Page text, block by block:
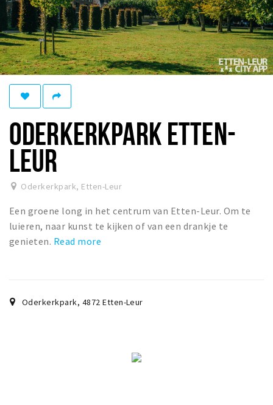
Drinken
Slapen
Recreatief
Winkels
Winkelgebieden
Bezienswaardigheden
Musea, theaters & podia
Uitjes & activiteiten
Toeristische routes
Natuurgebieden
Baroniepoorten
Andere City Apps
ODERKERKPARK ETTEN-
LEUR
Oderkerkpark, Etten-Leur
Een groene long in het centrum van Etten-Leur. Om te
luieren, naar kunst te kijken of van een drankje te
genieten. Read more
Oderkerkpark, 4872Etten-Leur